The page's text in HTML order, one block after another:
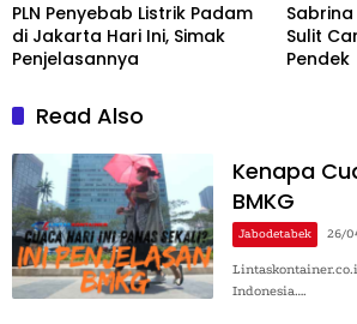
PLN Penyebab Listrik Padam
di Jakarta Hari Ini, Simak
Penjelasannya
Sulit
Pendek
Read Also
Kenapa
BMKG
Jabodetabek 26/
Indonesia….